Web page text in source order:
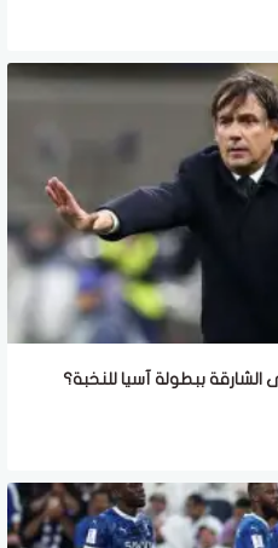
الشارقة ببطولة آسيا للنخبة؟